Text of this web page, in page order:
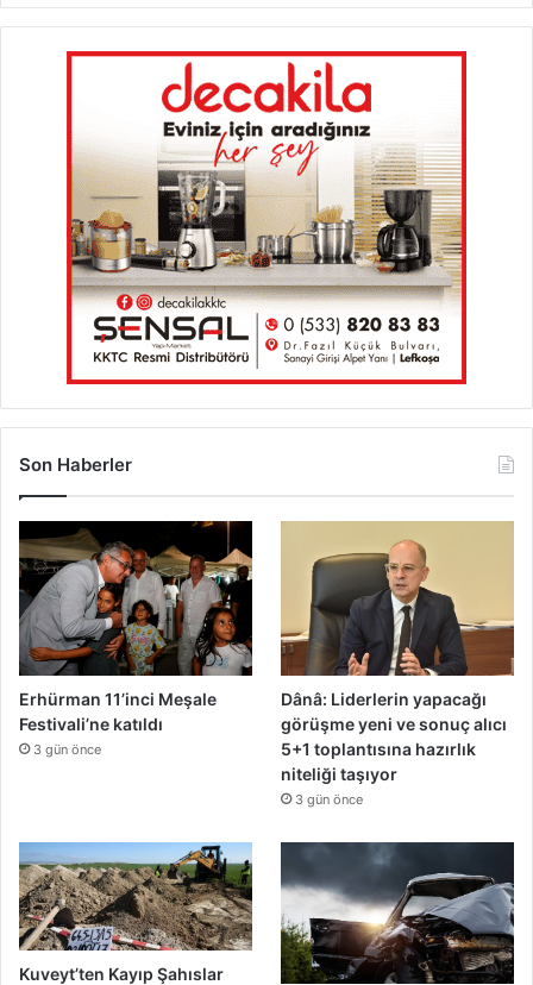
Son Haberler
Erhürman 11’inci Meşale
Festivali’ne katıldı
3 gün önce
Dânâ: Liderlerin yapacağı
görüşme yeni ve sonuç alıcı
5+1 toplantısına hazırlık
niteliği taşıyor
3 gün önce
Kuveyt’ten Kayıp Şahıslar